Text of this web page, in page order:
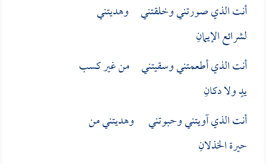
أنت الذي صورتني وخلقتني وهديتني
لشرائع الإيمانِ
أنت الذي أطعمتني وسقيتني من غير كسب
يدٍ ولا دكانِ
أنت الذي آويتني وحبوتني وهديتني من
حيرة الخذلانِ